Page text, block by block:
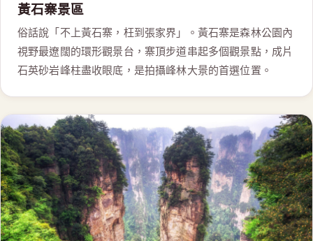
黃石寨景區
俗話說「不上黃石寨，枉到張家界」。黃石寨是森林公園內
視野最遼闊的環形觀景台，寨頂步道串起多個觀景點，成片
石英砂岩峰柱盡收眼底，是拍攝峰林大景的首選位置。